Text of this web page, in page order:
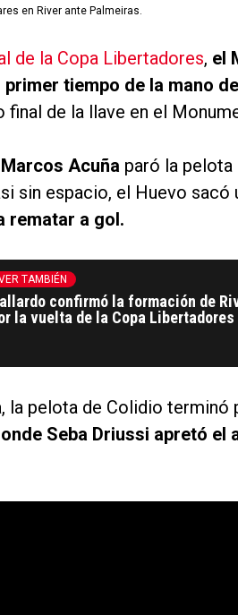
en River ante Palmeiras.
de la Copa Libertadores, el
tiempo de la mano
de la llave en el
Marcos Acuña paró la
sin espacio, el Huevo
rematar a gol.
TAMBIÉN
confirmó la formación de
la vuelta de la Copa Libertadores
la pelota de Colidio terminó
Seba Driussi apretó el